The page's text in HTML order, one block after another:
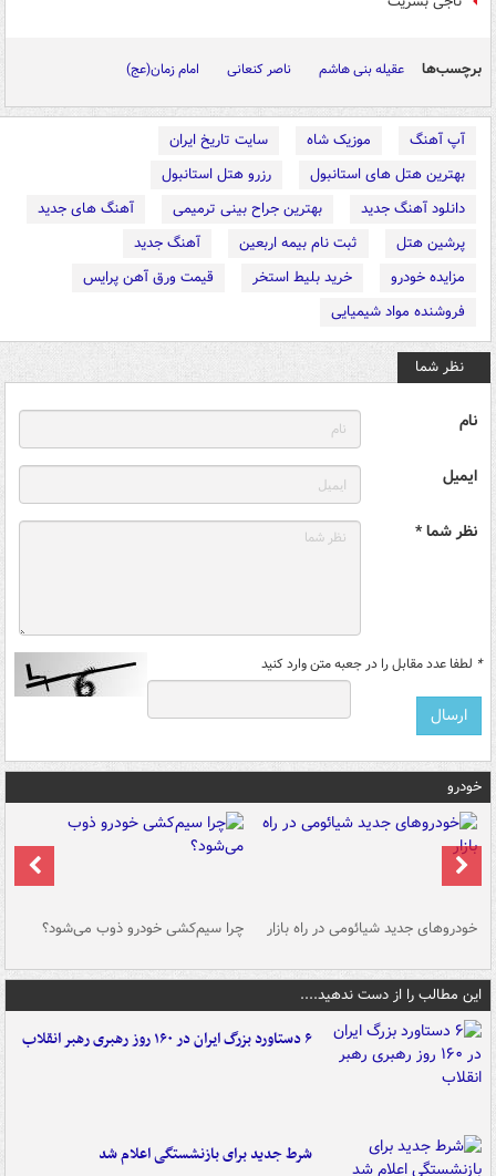
برچسب‌ها عقیله بنی هاشم ناصر کنعانی امام زمان(عج)
آپ آهنگ موزیک شاه
سایت تاریخ ایران
بهترین هتل های استانبول
رزرو هتل استانبول
دانلود آهنگ جدید
بهترین جراح بینی ترمیمی
آهنگ های جدید
پرشین هتل
ثبت نام بیمه اربعین
آهنگ جدید
مزایده خودرو
خرید بلیط استخر
قیمت ورق آهن پرایس
فروشنده مواد شیمیایی
نظر شما
نام
ایمیل
نظر شما *
* لطفا عدد مقابل را در جعبه متن وارد کنید
خودرو
خودروهای جدید شیائومی در راه بازار چرا سیم‌کشی خودرو ذوب می‌شود؟
این مطالب را از دست ندهید....
۶ دستاورد بزرگ ایران در ۱۶۰ روز رهبری رهبر انقلاب
شرط جدید برای بازنشستگی اعلام شد